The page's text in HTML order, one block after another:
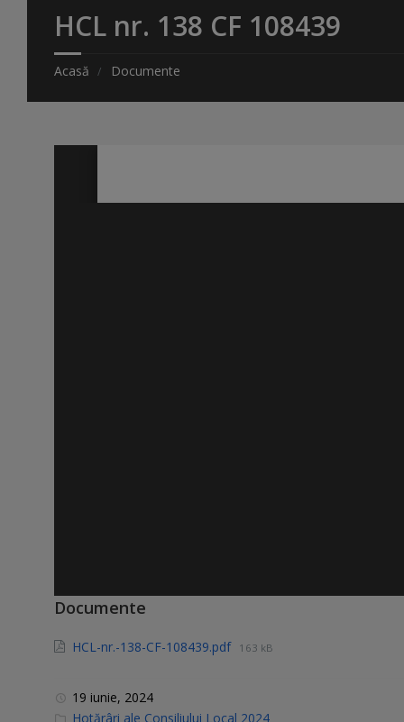
HCL nr. 138 CF 108439
Acasă Documente
Documente
HCL-nr.-138-CF-108439.pdf 163 kB
19 iunie, 2024
C
Hotărâri ale Consiliului Local 2024